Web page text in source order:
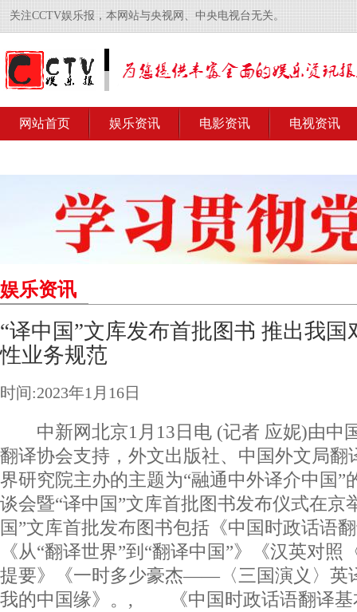
关注CCTV娱乐报，本网站与央视网、中央电视台无关。
网站首页 娱乐资讯 电影资讯 电视资讯
娱乐资讯
“译中国”文库发布首批图书 推出我
性业务规范
时间:2023年1月16日
中新网北京1月13日电 (记者 应妮)由中
翻译协会支持，外文出版社、中国外文局翻
界研究院主办的主题为“融通中外译介中国”
谈会暨“译中国”文库首批图书发布仪式在
国”文库首批发布图书包括《中国时政话语
《从“翻译世界”到“翻译中国”》《汉英对照
提要》《一时多少豪杰——〈三国演义〉英
我的中国缘》。, 《中国时政话语翻译基